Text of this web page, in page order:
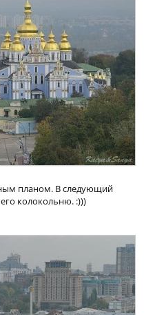
планом. В следующий
колокольню. :)))